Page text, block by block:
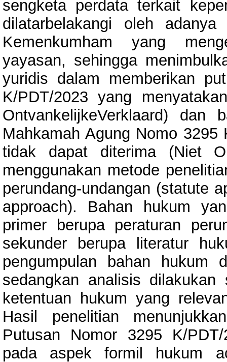
sengketa perdata terkait
dilatarbelakangi oleh
Kemenkumham yang
yayasan, sehingga
yuridis dalam memberikan
K/PDT/2023 yang
OntvankelijkeVerklaard) dan
Mahkamah Agung Nomo
tidak dapat diterima (Niet
menggunakan metode
perundang-undangan (statute
approach). Bahan hukum
primer berupa peraturan
sekunder berupa literatur
pengumpulan bahan hukum
sedangkan analisis
ketentuan hukum yang
Hasil penelitian
Putusan Nomor 3295 K/
pada aspek formil hukum